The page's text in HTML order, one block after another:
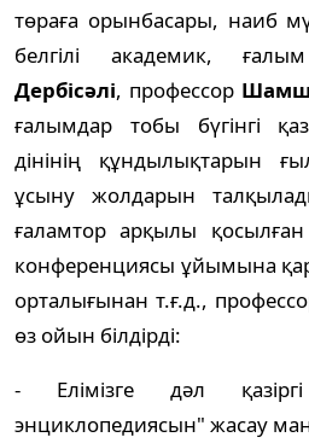
төраға орынбасары, наиб
белгілі академик,
Дербісәлі, профессор
ғалымдар тобы бүгінгі
дінінің құндылықтарын
ұсыну жолдарын
ғаламтор арқылы
конференциясы ұйымына
орталығынан т.ғ.д.,
өз ойын білдірді:
- Елімізге дәл
энциклопедиясын" жасау